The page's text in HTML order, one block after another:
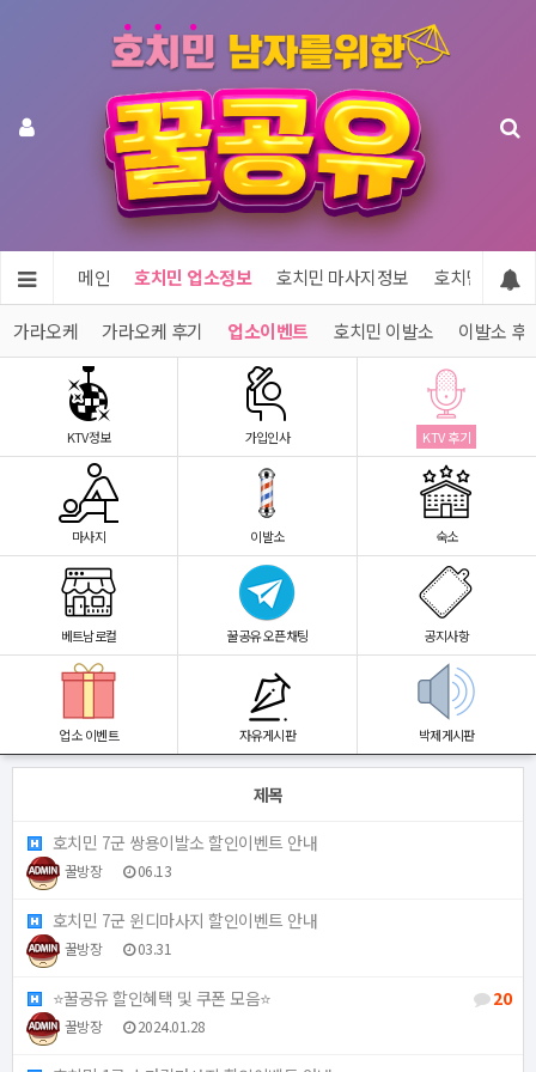
메인 호치민 업소정보 호치민 마사지정보 호치민 숙소
가라오케 가라오케 후기 업소이벤트 호치민 이발소 이발소 후
KTV정보 가입인사 KTV 후기
마사지 이발소 숙소
베트남로컬 꿀공유 오픈채팅 공지사항
업소 이벤트 자유게시판 박제게시판
제목
호치민 7군 쌍용이발소 할인이벤트 안내
꿀방장 06.13
호치민 7군 윈디마사지 할인이벤트 안내
꿀방장 03.31
20
⭐️꿀공유 할인혜택 및 쿠폰 모음⭐️
꿀방장 2024.01.28